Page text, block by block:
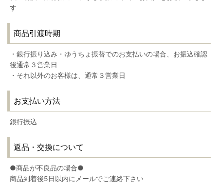
す
商品引渡時期
・銀行振り込み・ゆうちょ振替でのお支払いの場合、お振込確認
後通常３営業日
・それ以外のお客様は、通常３営業日
お支払い方法
銀行振込
返品・交換について
●商品が不良品の場合●
商品到着後5日以内にメールでご連絡下さい